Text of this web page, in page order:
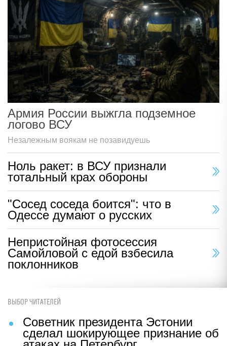
Армия России выжгла подземное
логово ВСУ
Незалежным воякам не позавидуешь
Ноль ракет: в ВСУ признали
тотальный крах обороны
"Сосед соседа боится": что в
Одессе думают о русских
Непристойная фотосессия
Самойловой с едой взбесила
поклонников
ВЫБОР ЧИТАТЕЛЕЙ
Советник президента Эстонии
сделал шокирующее признание об